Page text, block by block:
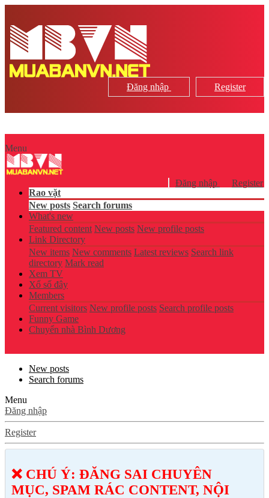
Đăng nhập Register
Menu
Đăng nhập
Register
Rao vặt
New posts Search forums
What's new
Featured content New posts New profile posts
Link Directory
New items New comments Latest reviews Search link
directory Mark read
Xem TV
Xổ số đây
Members
Current visitors New profile posts Search profile posts
Funny Game
Chuyển nhà Bình Dương
New posts
Search forums
Menu
Đăng nhập
Register
❌ CHÚ Ý: ĐĂNG SAI CHUYÊN
MỤC, SPAM RÁC CONTENT, NỘI